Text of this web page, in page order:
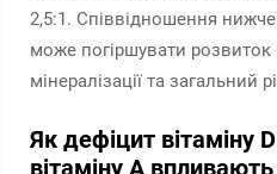
2,5:1. Співвідношення
може погіршувати розвиток
мінералізації та загальний
Як дефіцит вітаміну
вітаміну A